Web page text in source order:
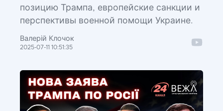
позицию Трампа, европейские санкции и
перспективы военной помощи Украине.
Валерій Клочок
2025-07-11 10:51:35